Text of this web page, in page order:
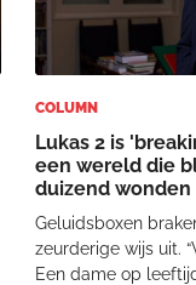
COLUMN
Lukas 2 is
een wereld die
duizend wonden
Geluidsboxen
zeurderige wijs uit.
Een dame op